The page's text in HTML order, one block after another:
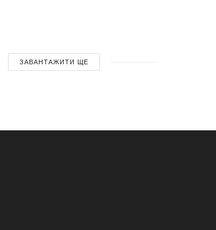
ЗАВАНТАЖИТИ ЩЕ